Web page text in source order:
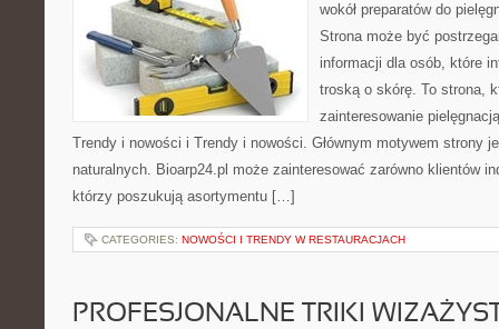
wokół preparatów do
Strona może być
informacji dla osób, które
troską o skórę. To strona,
zainteresowanie
Trendy i nowości i Trendy i nowości. Głównym motywem strony
naturalnych. Bioarp24.pl może zainteresować zarówno klientów
którzy poszukują asortymentu […]
CATEGORIES: NOWOŚCI I TRENDY W RESTAURACJACH
PROFESJONALNE TRIKI